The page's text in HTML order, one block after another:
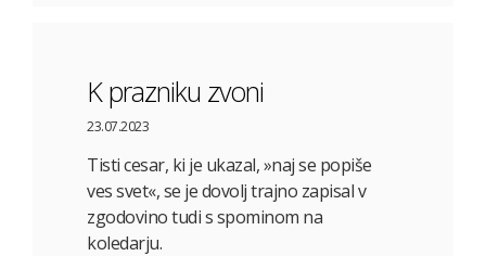
K prazniku zvoni
23.07.2023
Tisti cesar, ki je ukazal, »naj se popiše
ves svet«, se je dovolj trajno zapisal v
zgodovino tudi s spominom na
koledarju.